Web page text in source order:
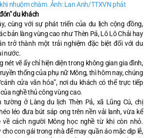
nhuộm chàm. Ảnh: Lan Anh/TTXVN phát
du khách
cùng với sự phát triển của du lịch cộng đồng,
bản làng vùng cao như Thèn Pả, Lô Lô Chải hay
trở thành một trải nghiệm đặc biệt đối với du
nước.
nét vẽ ấy chỉ hiện diện trong không gian gia đình,
thống của phụ nữ Mông, thì hôm nay, chúng
cửa văn hóa”, nơi du khách có thể trực tiếp
nghề thủ công vùng cao.
tường ở Làng du lịch Thèn Pả, xã Lũng Cú, chị
léo đưa bút sáp ong trên nền vải lanh, vừa kể
về cách người Mông học nghề từ khi còn nhỏ.
cho con gái trong nhà để may quần áo mặc dịp lễ,